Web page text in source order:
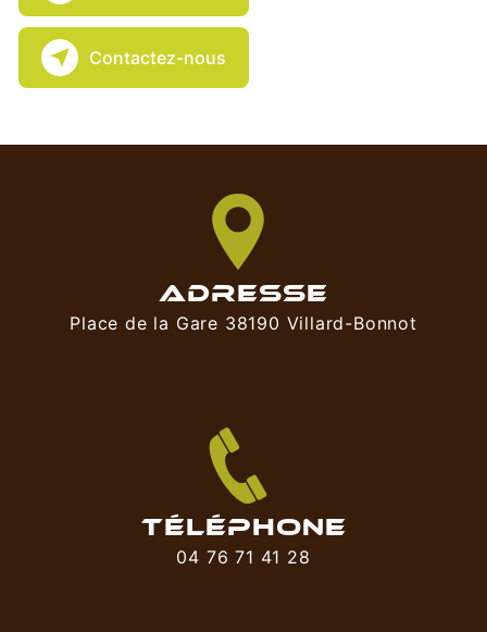
Contactez-nous
ADRESSE
Place de la Gare 38190 Villard-Bonnot
TÉLÉPHONE
04 76 71 41 28